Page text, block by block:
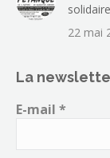
22 mai
La
E-mail *